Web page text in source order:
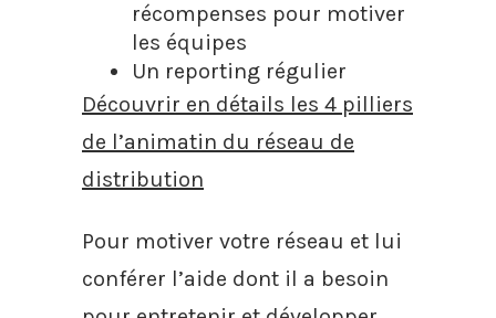
récompenses pour motiver
les équipes
Un reporting régulier
Découvrir en détails les 4 pilliers
de l’animatin du réseau de
distribution
Pour motiver votre réseau et lui
conférer l’aide dont il a besoin